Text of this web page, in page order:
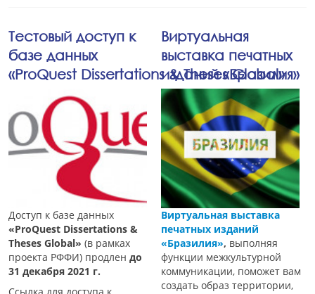
Тестовый доступ к
базе данных
«ProQuest Dissertations & Theses Global»
Доступ к базе данных
«ProQuest Dissertations &
Theses Global» (в рамках
проекта РФФИ) продлен до
31 декабря 2021 г.
Виртуальная
выставка печатных
изданий «Бразилия»
Виртуальная выставка
печатных изданий
«Бразилия», выполняя
функции межкультурной
коммуникации, поможет вам
создать образ территории,